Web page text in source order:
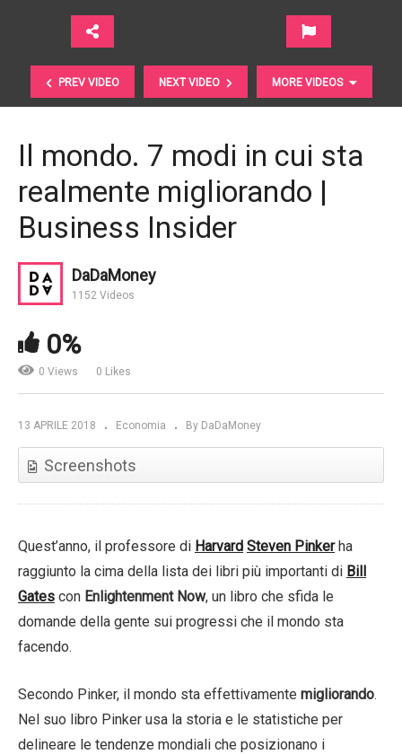
PREV VIDEO NEXT VIDEO MORE VIDEOS
Innovazione. Mobilità condivisa, una realtà italiana
Il mondo. 7 modi in cui sta
realmente migliorando |
Business Insider
DaDaMoney
1152 Videos
0%
0 Views 0 Likes
13 APRILE 2018 Economia By DaDaMoney
Screenshots
Quest’anno, il professore di Harvard Steven Pinkerha
raggiunto la cima della lista dei libri più importanti di Bill
Gates con Enlightenment Now, un libro che sfida le
domande della gente sui progressi che il mondo sta
facendo.
Secondo Pinker, il mondo sta effettivamente migliorando.
Nel suo libro Pinker usa la storia e le statistiche per
delineare le tendenze mondiali che posizionano i